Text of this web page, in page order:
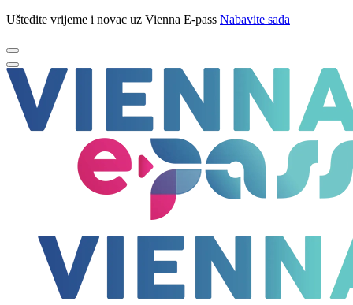
Uštedite vrijeme i novac uz Vienna E-pass Nabavite sada